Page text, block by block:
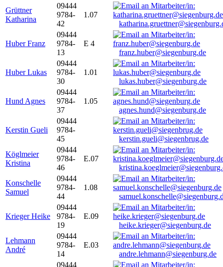
Grüttner
Katharina
09444
9784-
42
1.07
Huber Franz
09444
9784-
13
E 4
franz.huber@siegenburg.de
Huber Lukas
09444
9784-
30
1.01
lukas.huber@siegenburg.de
Hund Agnes
09444
9784-
37
1.05
agnes.hund@siegenburg.de
Kerstin Gueli
09444
9784-
45
kerstin.gueli@siegenbrug.de
Köglmeier
Kristina
09444
9784-
46
E.07
Konschelle
Samuel
09444
9784-
44
1.08
Krieger Heike
09444
9784-
19
E.09
heike.krieger@siegenburg.de
Lehmann
André
09444
9784-
14
E.03
andre.lehmann@siegenburg.de
09444